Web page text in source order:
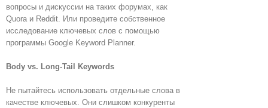
вопросы и дискуссии на таких форумах, как
Quora и Reddit. Или проведите собственное
исследование ключевых слов с помощью
программы Google Keyword Planner.
Body vs. Long-Tail Keywords
Не пытайтесь использовать отдельные слова в
качестве ключевых. Они слишком конкуренты